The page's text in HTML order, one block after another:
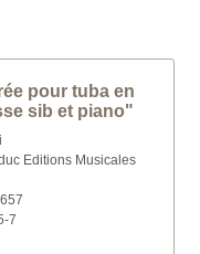
pour tuba en
sib et piano"
Editions Musicales
7